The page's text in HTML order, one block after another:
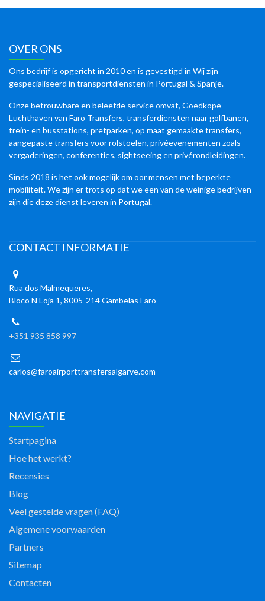
OVER ONS
Ons bedrijf is opgericht in 2010 en is gevestigd in Wij zijn
gespecialiseerd in transportdiensten in Portugal & Spanje.
Onze betrouwbare en beleefde service omvat, Goedkope
Luchthaven van Faro Transfers, transferdiensten naar golfbanen,
trein- en busstations, pretparken, op maat gemaakte transfers,
aangepaste transfers voor rolstoelen, privéevenementen zoals
vergaderingen, conferenties, sightseeing en privérondleidingen.
Sinds 2018 is het ook mogelijk om oor mensen met beperkte
mobiliteit. We zijn er trots op dat we een van de weinige bedrijven
zijn die deze dienst leveren in Portugal.
CONTACT INFORMATIE
Rua dos Malmequeres,
Bloco N Loja 1, 8005-214 Gambelas Faro
+351 935 858 997
carlos@faroairporttransfersalgarve.com
NAVIGATIE
Startpagina
Hoe het werkt?
Recensies
Blog
Veel gestelde vragen (FAQ)
Algemene voorwaarden
Partners
Sitemap
Contacten